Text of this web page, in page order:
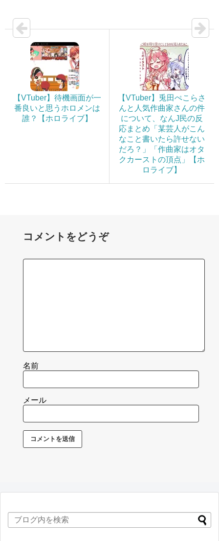
【VTuber】待機画面が一
番良いと思うホロメンは
誰？【ホロライブ】
【VTuber】兎田ぺこらさ
んと人気作曲家さんの件
について、なんJ民の反
応まとめ「某芸人がこん
なこと書いたら許せない
だろ？」「作曲家はオタ
クカーストの頂点」【ホ
ロライブ】
コメントをどうぞ
名前
メール